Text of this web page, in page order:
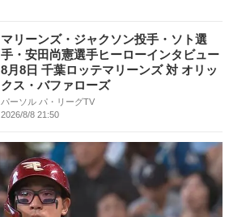
マリーンズ・ジャクソン投手・ソト選
手・安田尚憲選手ヒーローインタビュー
8月8日 千葉ロッテマリーンズ 対 オリッ
クス・バファローズ
パーソル パ・リーグTV
2026/8/8 21:50